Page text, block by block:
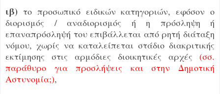
ιβ) το προσωπικό ειδικών κατηγοριών, εφόσον ο
διορισμός / αναδιορισμός ή η πρόσληψη ή
επαναπρόσληψή του επιβάλλεται από ρητή διάταξη
νόμου, χωρίς να καταλείπεται στάδιο διακριτικής
εκτίμησης στις αρμόδιες διοικητικές αρχές (σσ.
παράθυρο για προσλήψεις και στην Δημοτική
Αστυνομία;),